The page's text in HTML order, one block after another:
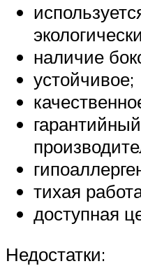
наличие
устойчивое;
тихая
доступная
Недостатки: